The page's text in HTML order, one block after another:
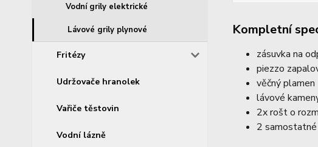
Vodní grily elektrické
Lávové grily plynové
Fritézy
Udržovače hranolek
Vařiče těstovin
Vodní lázně
Kompletní
zásuvka na
piezzo
věčný plamen
lávové
2x rošt o
2